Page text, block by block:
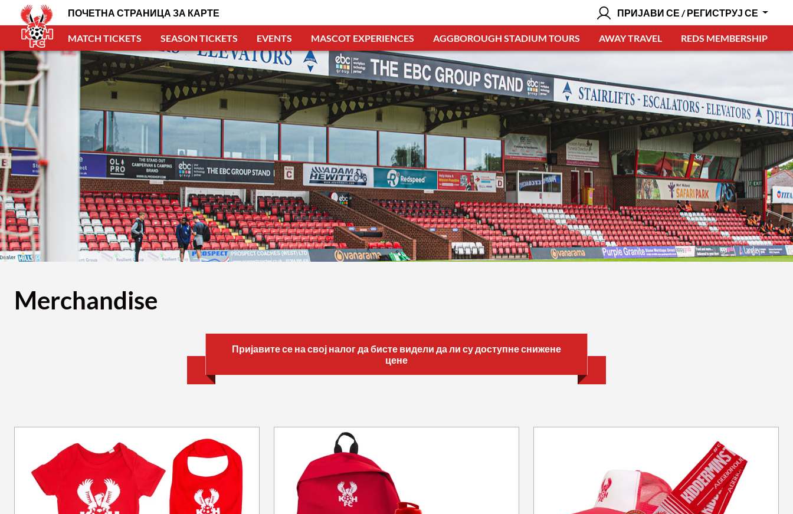
ПОЧЕТНА СТРАНИЦА ЗА КАРТЕ ПРИЈАВИ СЕ / РЕГИСТРУЈ СЕ
MATCH TICKETS SEASON TICKETS EVENTS MASCOT EXPERIENCES AGGBOROUGH STADIUM TOURS AWAY TRAVEL REDS MEMBERSHIP
Merchandise
Пријавите се на свој налог да бисте видели да ли су доступне снижене
цене